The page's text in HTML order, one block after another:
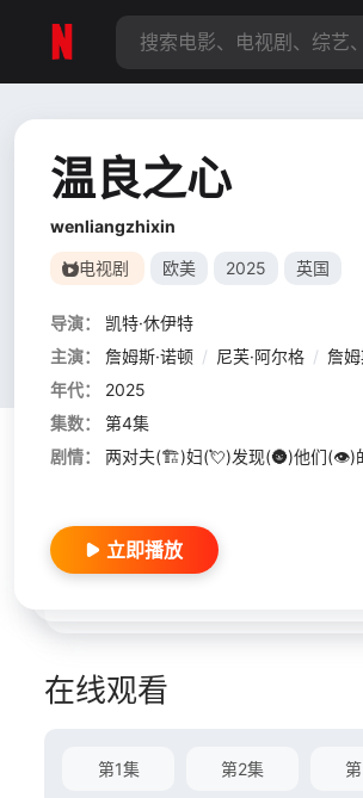
温良之心
wenliangzhixin
电视剧 欧美 2025 英国
导演：
凯特·休伊特
主演：
詹姆斯·诺顿 / 尼芙·阿尔格 / 詹
年代：
2025
集数：
第4集
剧情：
两对夫(🏗)妇(💘)发现(🌚)他们(👁)
立即播放
在线观看
第1集 第2集